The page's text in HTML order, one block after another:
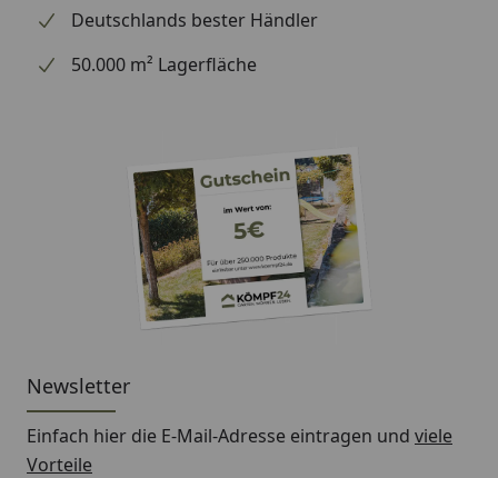
Deutschlands bester Händler
50.000 m² Lagerfläche
Newsletter
Einfach hier die E-Mail-Adresse eintragen und viele
Vorteile